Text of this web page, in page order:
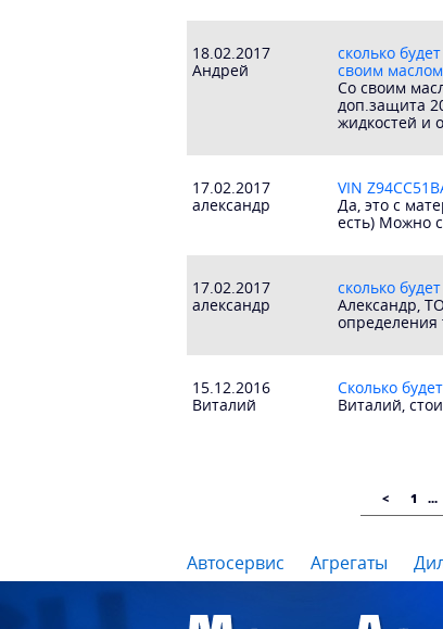
18.02.2017
Андрей
сколько
своим
Со своим
доп.защита
жидкостей и
17.02.2017
александр
VIN
Да, это с
есть) Можно
17.02.2017
александр
сколько
Александр,
15.12.2016
Виталий
Сколько
Виталий,
< 1 ...
Автосервис Агрегаты